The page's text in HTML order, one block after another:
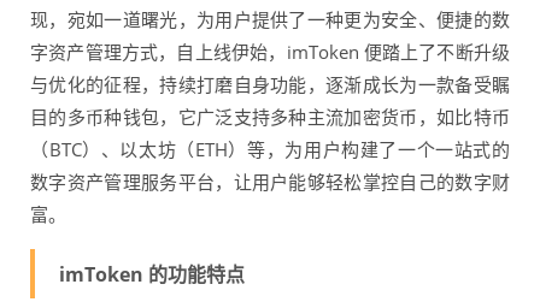
现，宛如一道曙光，为用户提供了一种更为安全、便捷的数
字资产管理方式，自上线伊始，imToken 便踏上了不断升级
与优化的征程，持续打磨自身功能，逐渐成长为一款备受瞩
目的多币种钱包，它广泛支持多种主流加密货币，如比特币
（BTC）、以太坊（ETH）等，为用户构建了一个一站式的
数字资产管理服务平台，让用户能够轻松掌控自己的数字财
富。
imToken 的功能特点